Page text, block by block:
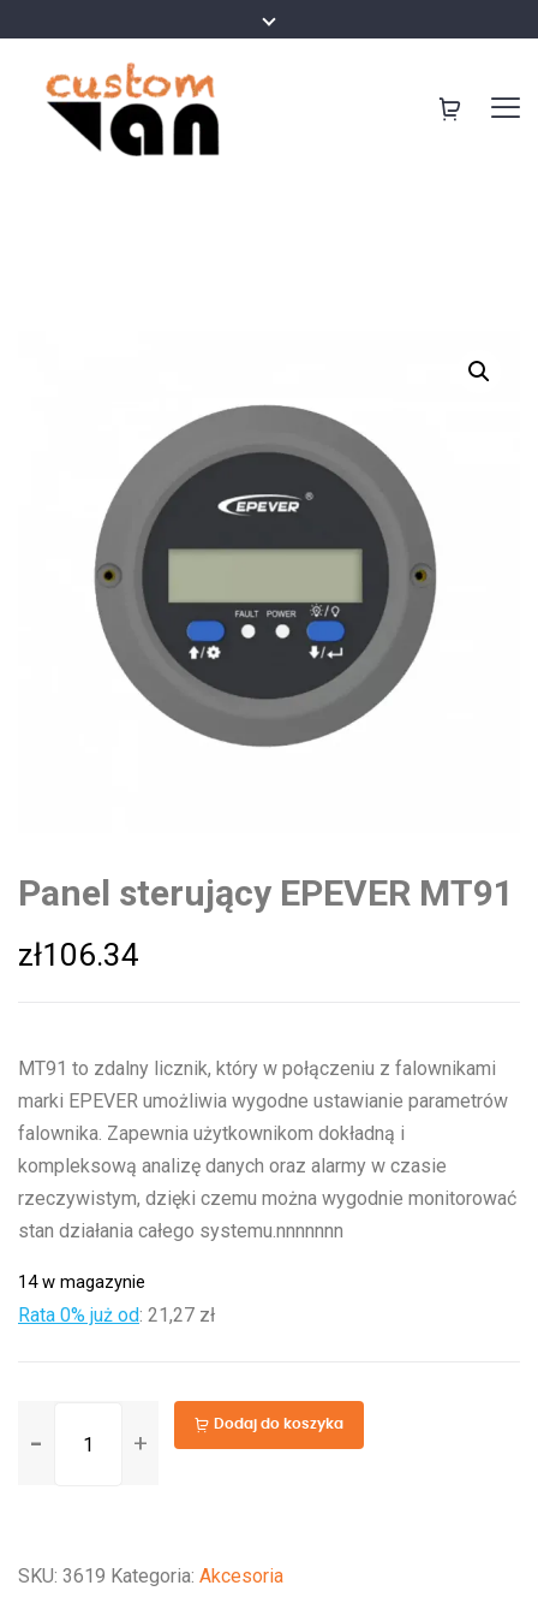
Panel sterujący EPEVER MT91
zł106.34
MT91 to zdalny licznik, który w połączeniu z falownikami
marki EPEVER umożliwia wygodne ustawianie parametrów
falownika. Zapewnia użytkownikom dokładną i
kompleksową analizę danych oraz alarmy w czasie
rzeczywistym, dzięki czemu można wygodnie monitorować
stan działania całego systemu.nnnnnnn
14 w magazynie
Rata 0% już od: 21,27 zł
Panel
Dodaj do koszyka
SKU: 3619 Kategoria: Akcesoria